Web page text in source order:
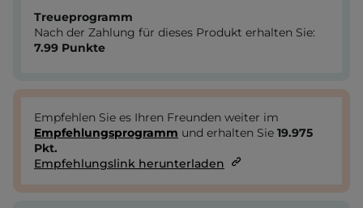
Treueprogramm
Nach der Zahlung für dieses Produkt erhalten Sie:
7.99 Punkte
Empfehlen Sie es Ihren Freunden weiter im
Empfehlungsprogramm und erhalten Sie 19.975
Pkt.
Empfehlungslink herunterladen